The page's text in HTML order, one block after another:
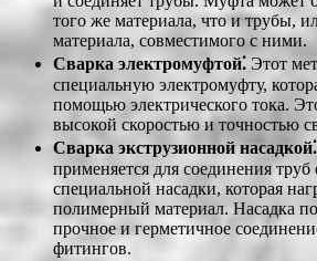
того же материала, что и трубы,
материала, совместимого с ними.
Сварка электромуфтой⁚ Этот
специальную электромуфту,
помощью электрического тока.
высокой скоростью и точностью
Сварка экструзионной насадкой⁚
применяется для соединения
специальной насадки, которая
полимерный материал. Насадка
прочное и герметичное
фитингов.